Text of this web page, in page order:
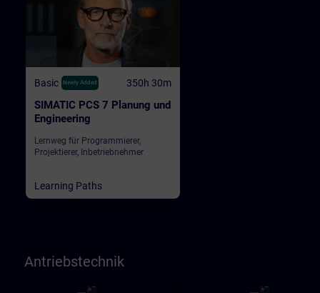
Basic Newly Added 350h 30m
SIMATIC PCS 7 Planung und
Engineering
Lernweg für Programmierer,
Projektierer, Inbetriebnehmer
Learning Paths
Antriebstechnik